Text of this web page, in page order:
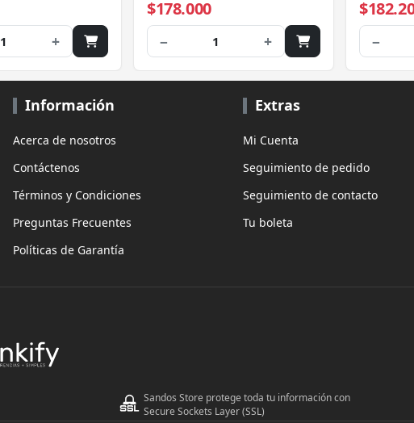
1 +
$178.000
− 1 +
(original)
−
Información
Acerca de nosotros
Contáctenos
Términos y Condiciones
Preguntas Frecuentes
Políticas de Garantía
Extras
Mi Cuenta
Seguimiento de pedido
Seguimiento de contacto
Tu boleta
Sandos Store protege toda tu información con
Secure Sockets Layer (SSL)